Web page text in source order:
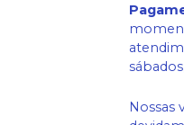
Nossas